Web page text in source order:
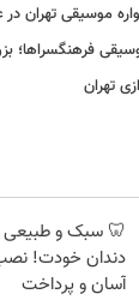
فرهنگسراها؛
تهران
🦷 سبک و
دندان خودت!
آسان و پرداخت